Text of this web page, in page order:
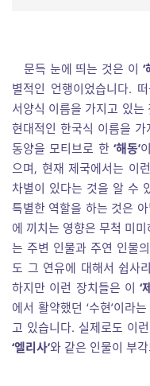
문득 눈에 띄는 것은 이
별적인 언행이었습니다.
서양식 이름을 가지고 있는
현대적인 한국식 이름을
동양을 모티브로 한 ‘해동’
으며, 현재 제국에서는 이
차별이 있다는 것을 알 수
특별한 역할을 하는 것은
에 끼치는 영향은 무척 미
는 주변 인물과 주연 인물
도 그 연유에 대해서 쉽사
하지만 이런 장치들은 이 ‘
에서 활약했던 ‘수현’이라
고 있습니다. 실제로도 이
‘엘리사’와 같은 인물이 부